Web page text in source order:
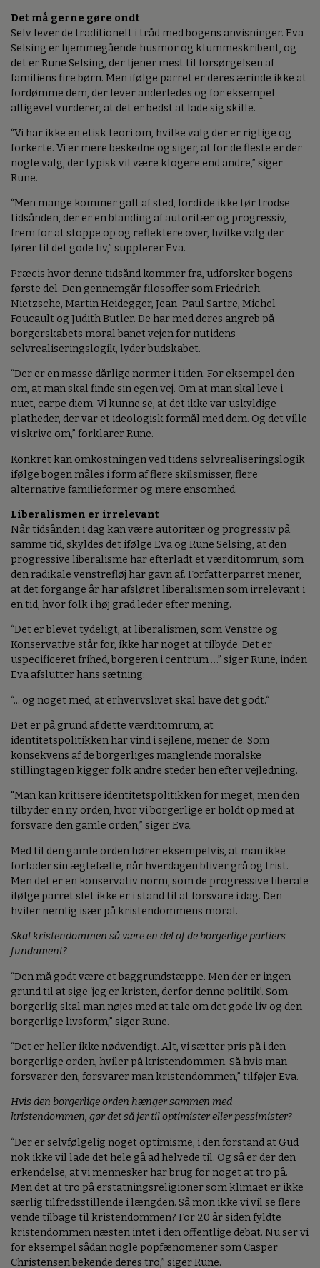
Det må gerne gøre ondt
Selv lever de traditionelt i tråd med bogens anvisninger. Eva
Selsing er hjemmegående husmor og klummeskribent, og
det er Rune Selsing, der tjener mest til forsørgelsen af
familiens fire børn. Men ifølge parret er deres ærinde ikke at
fordømme dem, der lever anderledes og for eksempel
alligevel vurderer, at det er bedst at lade sig skille.
“Vi har ikke en etisk teori om, hvilke valg der er rigtige og
forkerte. Vi er mere beskedne og siger, at for de fleste er der
nogle valg, der typisk vil være klogere end andre,” siger
Rune.
“Men mange kommer galt af sted, fordi de ikke tør trodse
tidsånden, der er en blanding af autoritær og progressiv,
frem for at stoppe op og reflektere over, hvilke valg der
fører til det gode liv,” supplerer Eva.
Præcis hvor denne tidsånd kommer fra, udforsker bogens
første del. Den gennemgår filosoffer som Friedrich
Nietzsche, Martin Heidegger, Jean-Paul Sartre, Michel
Foucault og Judith Butler. De har med deres angreb på
borgerskabets moral banet vejen for nutidens
selvrealiseringslogik, lyder budskabet.
“Der er en masse dårlige normer i tiden. For eksempel den
om, at man skal finde sin egen vej. Om at man skal leve i
nuet, carpe diem. Vi kunne se, at det ikke var uskyldige
platheder, der var et ideologisk formål med dem. Og det ville
vi skrive om,” forklarer Rune.
Konkret kan omkostningen ved tidens selvrealiseringslogik
ifølge bogen måles i form af flere skilsmisser, flere
alternative familieformer og mere ensomhed.
Liberalismen er irrelevant
Når tidsånden i dag kan være autoritær og progressiv på
samme tid, skyldes det ifølge Eva og Rune Selsing, at den
progressive liberalisme har efterladt et værditomrum, som
den radikale venstrefløj har gavn af. Forfatterparret mener,
at det forgange år har afsløret liberalismen som irrelevant i
en tid, hvor folk i høj grad leder efter mening.
“Det er blevet tydeligt, at liberalismen, som Venstre og
Konservative står for, ikke har noget at tilbyde. Det er
uspecificeret frihed, borgeren i centrum …” siger Rune, inden
Eva afslutter hans sætning:
“... og noget med, at erhvervslivet skal have det godt.“
Det er på grund af dette værditomrum, at
identitetspolitikken har vind i sejlene, mener de. Som
konsekvens af de borgerliges manglende moralske
stillingtagen kigger folk andre steder hen efter vejledning.
"Man kan kritisere identitetspolitikken for meget, men den
tilbyder en ny orden, hvor vi borgerlige er holdt op med at
forsvare den gamle orden,” siger Eva.
Med til den gamle orden hører eksempelvis, at man ikke
forlader sin ægtefælle, når hverdagen bliver grå og trist.
Men det er en konservativ norm, som de progressive liberale
ifølge parret slet ikke er i stand til at forsvare i dag. Den
hviler nemlig især på kristendommens moral.
Skal kristendommen så være en del af de borgerlige partiers
fundament?
“Den må godt være et baggrundstæppe. Men der er ingen
grund til at sige ‘jeg er kristen, derfor denne politik’. Som
borgerlig skal man nøjes med at tale om det gode liv og den
borgerlige livsform,” siger Rune.
“Det er heller ikke nødvendigt. Alt, vi sætter pris på i den
borgerlige orden, hviler på kristendommen. Så hvis man
forsvarer den, forsvarer man kristendommen,” tilføjer Eva.
Hvis den borgerlige orden hænger sammen med
kristendommen, gør det så jer til optimister eller pessimister?
“Der er selvfølgelig noget optimisme, i den forstand at Gud
nok ikke vil lade det hele gå ad helvede til. Og så er der den
erkendelse, at vi mennesker har brug for noget at tro på.
Men det at tro på erstatningsreligioner som klimaet er ikke
særlig tilfredsstillende i længden. Så mon ikke vi vil se flere
vende tilbage til kristendommen? For 20 år siden fyldte
kristendommen næsten intet i den offentlige debat. Nu ser vi
for eksempel sådan nogle popfænomener som Casper
Christensen bekende deres tro,” siger Rune.